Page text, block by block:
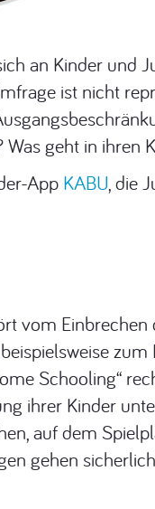
an Kinder und
ist nicht
geht in ihren
App KABU, die
vom
Schooling“
ihrer Kinder
auf dem
gehen